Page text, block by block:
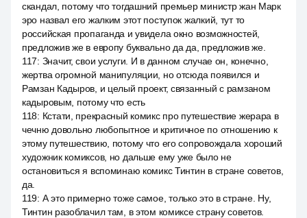
скандал, потому что тогдашний премьер министр жан Марк
эро назвал его жалким этот поступок жалкий, тут то
российская пропаганда и увидела окно возможностей,
предложив же в европу буквально да да, предложив же.
117: Значит, свои услуги. И в данном случае он, конечно,
жертва огромной манипуляции, но отсюда появился и
Рамзан Кадыров, и целый проект, связанный с рамзаном
кадыровым, потому что есть
118: Кстати, прекрасный комикс про путешествие жерара в
чечню довольно любопытное и критичное по отношению к
этому путешествию, потому что его сопровождала хороший
художник комиксов, но дальше ему уже было не
остановиться я вспоминаю комикс Тинтин в стране советов,
да.
119: А это примерно тоже самое, только это в стране. Ну,
Тинтин разоблачил там, в этом комиксе страну советов.